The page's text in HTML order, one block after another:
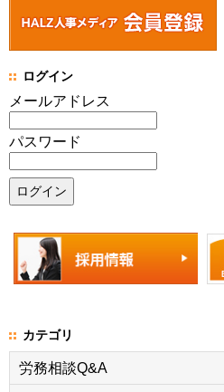
ログイン
メールアドレス
パスワード
カテゴリ
労務相談Q&A